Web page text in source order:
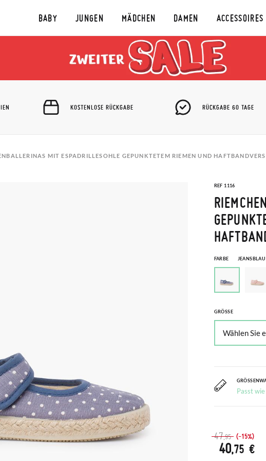
BABY JUNGEN MÄDCHEN DAMEN ACCESSOIRES
KOSTENLOSE RÜCKGABE RÜCKGABE 60 TAGE
MIT ESPADRILLESOHLE GEPUNKTETEM RIEMEN UND
REF 1116
FARBE JEANSBLAU
GRÖSSE
Passt
47,95 (-15%)
40,75 €